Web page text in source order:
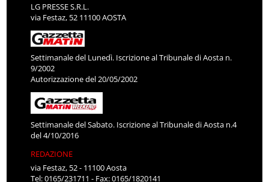
LG PRESSE S.R.L.
via Festaz, 52 11100 AOSTA
Settimanale del Lunedì. Iscrizione al Tribunale di Aosta n.
9/2002
Autorizzazione del 20/05/2002
Settimanale del Sabato. Iscrizione al Tribunale di Aosta n.4
del 4/10/2016
REDAZIONE
via Festaz, 52 - 11100 Aosta
Tel: 0165/231711 - Fax: 0165/1820141